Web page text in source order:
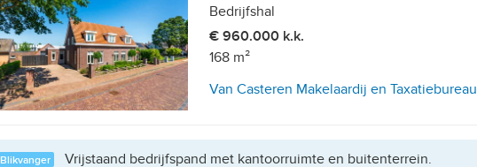
Bedrijfshal
€ 960.000 k.k.
168 m²
Van Casteren Makelaardij en Taxatiebureau
Blikvanger Vrijstaand bedrijfspand met kantoorruimte en buitenterrein.